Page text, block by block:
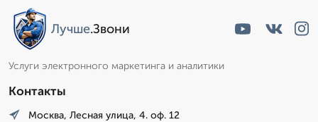
Лучше.Звони
Услуги электронного маркетинга и аналитики
Контакты
Москва, Лесная улица, 4. оф. 12